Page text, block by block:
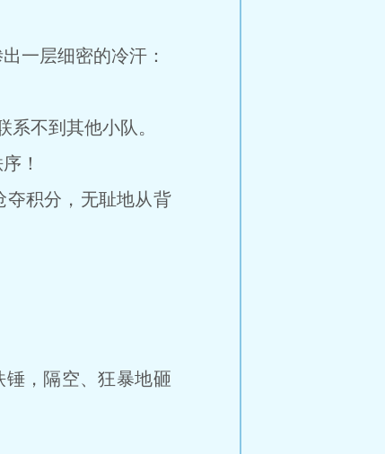
一层细密的冷汗：
不到其他小队。
！
积分，无耻地从背
，隔空、狂暴地砸